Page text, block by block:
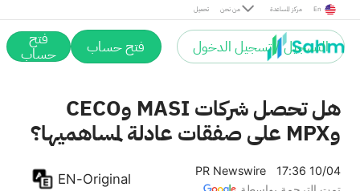
تحميل من نحن مركز المساعدة En
التسجيل / تسجيل الدخول فتح حساب فتح
حساب
Masimo
MASI
هل تحصل شركات MASI وCECO
وMPX على صفقات عادلة لمساهميها؟
PR Newswire
17:36 10/04
EN-Original